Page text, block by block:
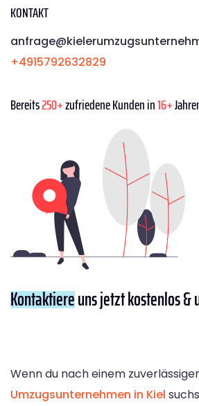
KONTAKT
+4915792632829
Bereits250+zufriedene Kunden in16+
Kontaktiereuns jetzt kostenlos
Wenn du nach einem
Umzugsunternehmen in Kiel